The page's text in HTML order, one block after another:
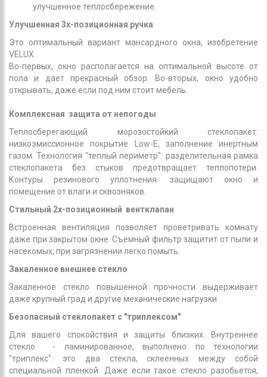
улучшенное теплосбережение.
Улучшенная 3х-позиционная ручка
Это оптимальный вариант мансардного окна, изобретение
VELUX.
Во-первых, окно располагается на оптимальной высоте от
пола и дает прекрасный обзор. Во-вторых, окно удобно
открывать, даже если под ним стоит мебель.
Комплексная защита от непогоды
Теплосберегающий морозостойкий стеклопакет:
низкоэмиссионное покрытие Low-E, заполнение инертным
газом. Технология "теплый периметр": разделительная рамка
стеклопакета без стыков предотвращает теплопотери.
Контуры резинового уплотнения: защищают окно и
помещение от влаги и сквозняков.
Стильный 2х-позиционный вентклапан
Встроенная вентиляция позволяет проветривать комнату
даже при закрытом окне. Съемный фильтр защитит от пыли и
насекомых, при загрязнении легко помыть.
Закаленное внешнее стекло
Закаленное стекло повышенной прочности выдерживает
даже крупный град и другие механические нагрузки.
Безопасный стеклопакет с "триплексом"
Для вашего спокойствия и защиты близких. Внутреннее
стекло - ламинированное, выполнено по технологии
"триплекс": это два стекла, склеенных между собой
специальной пленкой. Даже если такое стекло разобьется,